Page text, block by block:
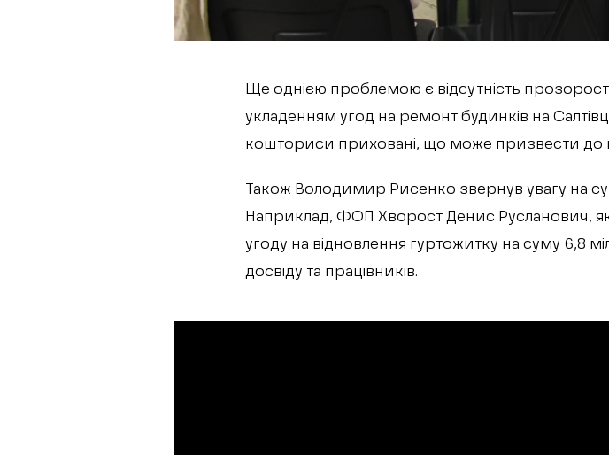
Ще однією проблемою є відсутність
укладенням угод на ремонт будинків на
кошториси приховані, що може призвести до
Також Володимир Рисенко звернув увагу на
Наприклад, ФОП Хворост Денис Русланович,
угоду на відновлення гуртожитку на суму 6,8
досвіду та працівників.